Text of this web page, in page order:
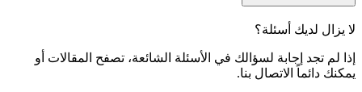
لا يزال لديك أسئلة؟
إذا لم تجد إجابة لسؤالك في الأسئلة الشائعة، تصفح المقالات أو
يمكنك دائماً الاتصال بنا.